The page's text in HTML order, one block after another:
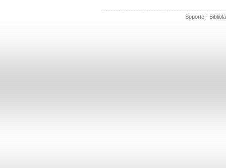
Soporte -